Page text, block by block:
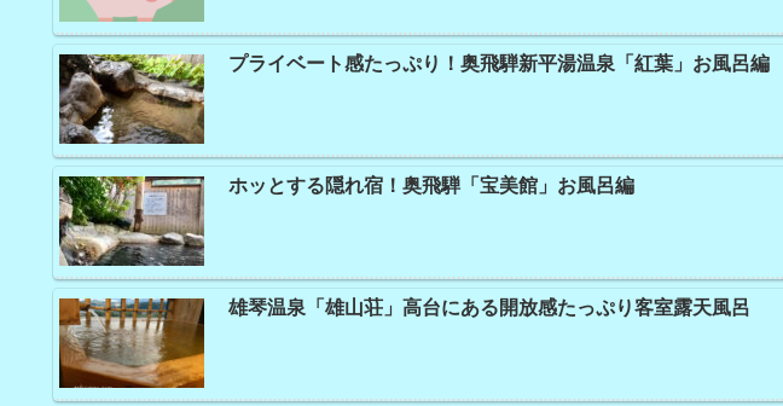
プライベート感たっぷり！奥飛騨新平湯温泉「紅葉」お風呂編
ホッとする隠れ宿！奥飛騨「宝美館」お風呂編
雄琴温泉「雄山荘」高台にある開放感たっぷり客室露天風呂